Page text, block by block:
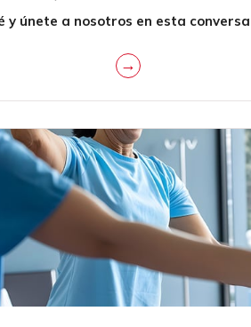
y únete a nosotros en esta
→